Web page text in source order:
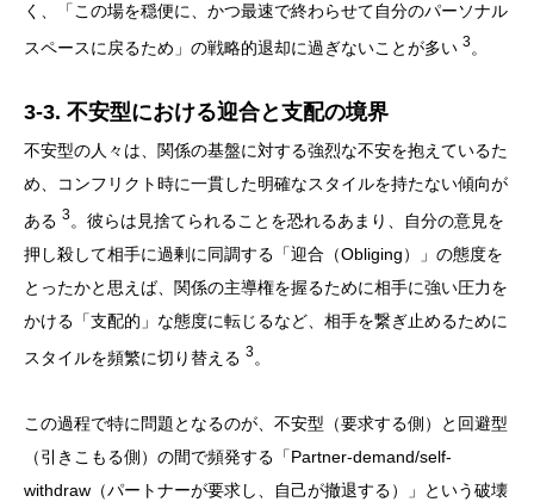
く、「この場を穏便に、かつ最速で終わらせて自分のパーソナル
スペースに戻るため」の戦略的退却に過ぎないことが多い 3。
3-3. 不安型における迎合と支配の境界
不安型の人々は、関係の基盤に対する強烈な不安を抱えているた
め、コンフリクト時に一貫した明確なスタイルを持たない傾向が
ある 3。彼らは見捨てられることを恐れるあまり、自分の意見を
押し殺して相手に過剰に同調する「迎合（Obliging）」の態度を
とったかと思えば、関係の主導権を握るために相手に強い圧力を
かける「支配的」な態度に転じるなど、相手を繋ぎ止めるために
スタイルを頻繁に切り替える 3。
この過程で特に問題となるのが、不安型（要求する側）と回避型
（引きこもる側）の間で頻発する「Partner-demand/self-
withdraw（パートナーが要求し、自己が撤退する）」という破壊